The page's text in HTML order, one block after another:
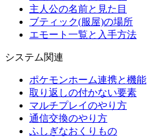
主人公の名前と見た目
ブティック(服屋)の場所
エモート一覧と入手方法
システム関連
ポケモンホーム連携と機能
取り返しの付かない要素
マルチプレイのやり方
通信交換のやり方
ふしぎなおくりもの